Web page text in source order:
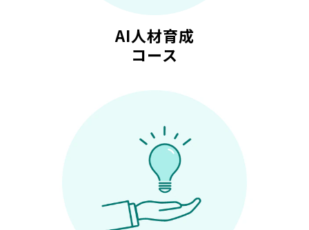
AI人材育成
コース